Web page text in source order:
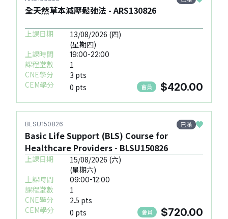
全天然草本減壓鬆弛法 - ARS130826
上課日期
13/08/2026 (四)
(星期四)
上課時間
19:00-22:00
課程堂數
1
CNE學分
3 pts
CEM學分
0 pts 會員 $420.00
BLSU150826 已滿
Basic Life Support (BLS) Course for
Healthcare Providers - BLSU150826
上課日期
15/08/2026 (六)
(星期六)
上課時間
09:00-12:00
課程堂數
1
CNE學分
2.5 pts
CEM學分
0 pts 會員 $720.00